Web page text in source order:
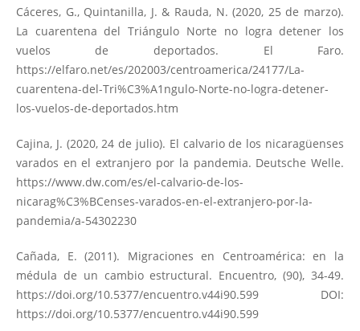
Cáceres, G., Quintanilla, J. & Rauda, N. (2020, 25 de marzo).
La cuarentena del Triángulo Norte no logra detener los
vuelos de deportados. El Faro.
https://elfaro.net/es/202003/centroamerica/24177/La-
cuarentena-del-Tri%C3%A1ngulo-Norte-no-logra-detener-
los-vuelos-de-deportados.htm
Cajina, J. (2020, 24 de julio). El calvario de los nicaragüenses
varados en el extranjero por la pandemia. Deutsche Welle.
https://www.dw.com/es/el-calvario-de-los-
nicarag%C3%BCenses-varados-en-el-extranjero-por-la-
pandemia/a-54302230
Cañada, E. (2011). Migraciones en Centroamérica: en la
médula de un cambio estructural. Encuentro, (90), 34-49.
https://doi.org/10.5377/encuentro.v44i90.599DOI:
https://doi.org/10.5377/encuentro.v44i90.599